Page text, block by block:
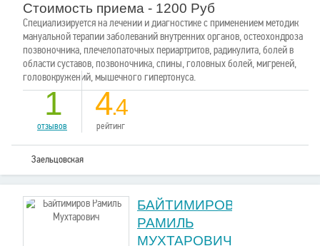
Стоимость приема - 1200 Руб
Специализируется на лечении и диагностике с применением методик
мануальной терапии заболеваний внутренних органов, остеохондроза
позвоночника, плечелопаточных периартритов, радикулита, болей в
области суставов, позвоночника, спины, головных болей, мигреней,
головокружений, мышечного гипертонуса.
1
отзывов
4.4
рейтинг
Заельцовская
БАЙТИМИРОВ
РАМИЛЬ
МУХТАРОВИЧ